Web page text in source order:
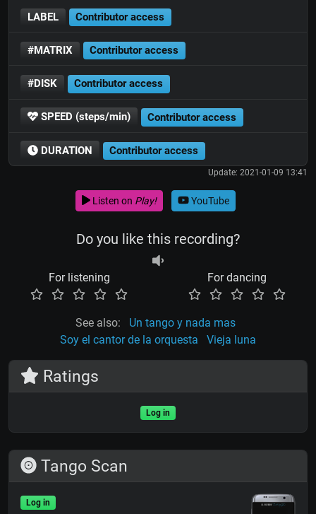
LABEL Contributor access
#MATRIX Contributor access
#DISK Contributor access
SPEED (steps/min) Contributor access
DURATION Contributor access
Update: 2021-01-09 13:41
Listen on Play! YouTube
Do you like this recording?
For listening For dancing
See also:
Un tango y nada mas
Soy el cantor de la orquesta
Vieja luna
Ratings
Log in
Tango Scan
Log in